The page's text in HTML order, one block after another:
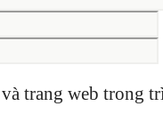
trang web trong